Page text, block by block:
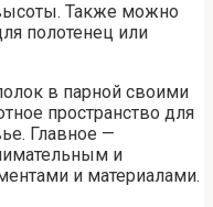
Также можно
полотенец или
в парной своими
пространство для
Главное —
и
и материалами.